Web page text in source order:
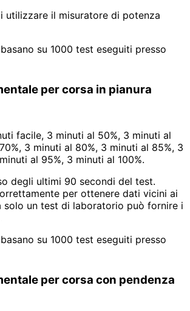
utilizzare il misuratore di potenza
su 1000 test eseguiti presso
per corsa in pianura
facile, 3 minuti al 50%, 3 minuti al
3 minuti al 80%, 3 minuti al 85%, 3
al 95%, 3 minuti al 100%.
degli ultimi 90 secondi del test.
per ottenere dati vicini ai
solo un test di laboratorio può fornire i
su 1000 test eseguiti presso
per corsa con pendenza